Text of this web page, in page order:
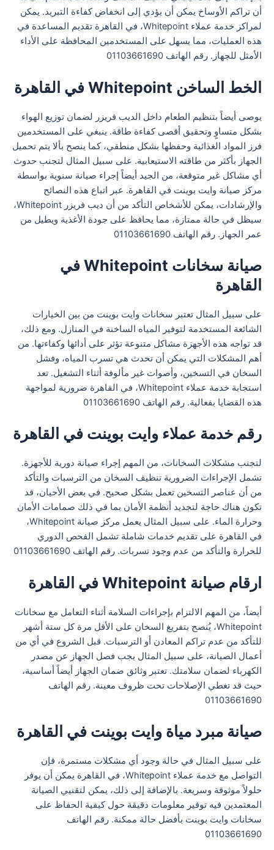
أن تراكم الأوساخ يمكن أن يؤدي إلى انخفاض كفاءة التبريد. يمكن
لمراكز خدمة عملاء Whitepoint، في القاهرة تقديم المساعدة في
هذه العمليات، مما يسهل على المستخدمين المحافظة على الأداء
الأمثل للجهاز. رقم الهاتف 01103661690
الخط الساخن Whitepoint في القاهرة
يوصى أيضاً بتنظيم الطعام داخل الديب فريزر لضمان توزيع الهواء
بشكل متساوٍ وتحقيق أقصى كفاءة طاقة. ينبغي على المستخدمين
فرز المواد الغذائية وحفظها بشكل منطقي، كما ينصح بألا يتم تحميل
الجهاز بأكثر من طاقته الاستيعابية. على سبيل المثال لتجنب حدوث
أي مشاكل غير متوقعة، من الجيد أيضاً إجراء صيانة سنوية بواسطة
مركز صيانة وايت بوينت في القاهرة. عبر اتباع هذه النصائح
والإرشادات، يمكن للأشخاص التأكد من أن ديب فريزر Whitepoint،
سيظل في حالة ممتازة، مما يحافظ على جودة الأغذية ويطيل من
عمر الجهاز. رقم الهاتف 01103661690
صيانة سخانات Whitepoint في
القاهرة
على سبيل المثال تعتبر سخانات وايت بوينت من بين الخيارات
الشائعة المستخدمة لتوفير المياه الساخنة في المنازل. ومع ذلك،
قد تواجه هذه الأجهزة مشاكل متنوعة تؤثر على أدائها وكفاءتها. من
أهم المشكلات التي يمكن أن تحدث هي تسرب المياه، وفشل
السخان في التسخين، وأصوات غير مألوفة أثناء التشغيل. تعد
استجابة خدمة عملاء Whitepoint، في القاهرة ضرورية لمواجهة
هذه القضايا بفعالية. رقم الهاتف 01103661690
رقم خدمة عملاء وايت بوينت في القاهرة
لتجنب مشكلات السخانات، من المهم إجراء صيانة دورية للأجهزة.
تشمل الإجراءات الضرورية تنظيف السخان من الترسبات والتأكد
من أن عناصر التسخين تعمل بشكل صحيح. في بعض الأحيان، قد
تكون هناك حاجة لتجديد أنظمة الأمان بما في ذلك صمامات الأمان
وحرارة الماء. على سبيل المثال يعمل مركز صيانة Whitepoint،
في القاهرة على تقديم خدمات شاملة تشمل الفحص الدوري
للحرارة والتأكد من عدم وجود تسربات. رقم الهاتف 01103661690
ارقام صيانة Whitepoint في القاهرة
أيضاً، من المهم الالتزام بإجراءات السلامة أثناء التعامل مع سخانات
Whitepoint، يُنصح بتفريغ السخان على الأقل مرة كل ستة أشهر
للتأكد من عدم تراكم المعادن أو الترسبات. قبل الشروع في أي من
أعمال الصيانة، على سبيل المثال يجب فصل الجهاز عن مصدر
الكهرباء لضمان سلامتك. تعتبر وثائق ضمان الجهاز أيضاً أساسية،
حيث قد تغطي الإصلاحات تحت ظروف معينة. رقم الهاتف
01103661690
صيانة مبرد مياة وايت بوينت في القاهرة
على سبيل المثال في حالة وجود أي مشكلات مستمرة، فإن
التواصل مع خدمة عملاء Whitepoint، في القاهرة يمكن أن يوفر
حلولاً موثوقة وسريعة. بالإضافة إلى ذلك، يمكن لتقنيي الصيانة
المعتمدين فيه توفير معلومات دقيقة حول كيفية الحفاظ على
سخانات وايت بوينت بأفضل حالة ممكنة. رقم الهاتف
01103661690